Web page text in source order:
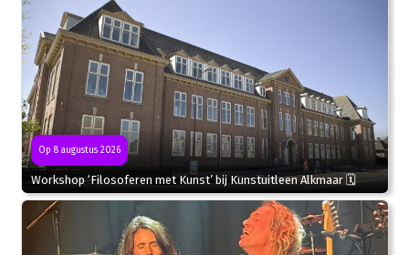
Op 8 augustus 2026
Workshop ‘Filosoferen met Kunst’ bij Kunstuitleen Alkmaar 🗓